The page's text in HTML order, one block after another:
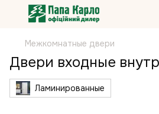
Межкомнатные двери
Двери входные
Ламинированные